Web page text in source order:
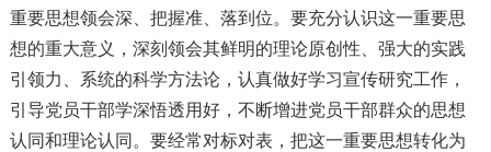
重要思想领会深、把握准、落到位。要充分认识这一重要思
想的重大意义，深刻领会其鲜明的理论原创性、强大的实践
引领力、系统的科学方法论，认真做好学习宣传研究工作，
引导党员干部学深悟透用好，不断增进党员干部群众的思想
认同和理论认同。要经常对标对表，把这一重要思想转化为